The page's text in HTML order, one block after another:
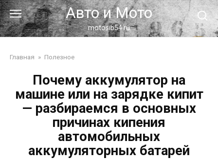
Перейти
к
контенту
Авто и Мото
motosib54.ru
Главная » Полезное
Почему аккумулятор на
машине или на зарядке кипит
— разбираемся в основных
причинах кипения
автомобильных
аккумуляторных батарей